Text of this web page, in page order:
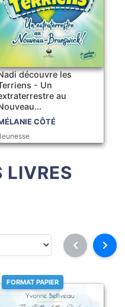
découvre les
- Un
au
CÔTÉ
LIVRES
FORMAT PAPIER